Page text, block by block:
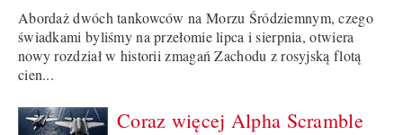
Abordaż dwóch tankowców na Morzu Śródziemnym, czego
świadkami byliśmy na przełomie lipca i sierpnia, otwiera
nowy rozdział w historii zmagań Zachodu z rosyjską flotą
cien...
Coraz więcej Alpha Scramble